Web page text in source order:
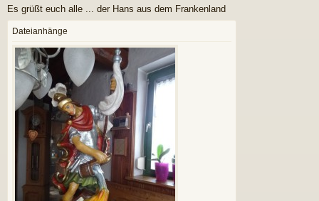
Es grüßt euch alle ... der Hans aus dem Frankenland
Dateianhänge